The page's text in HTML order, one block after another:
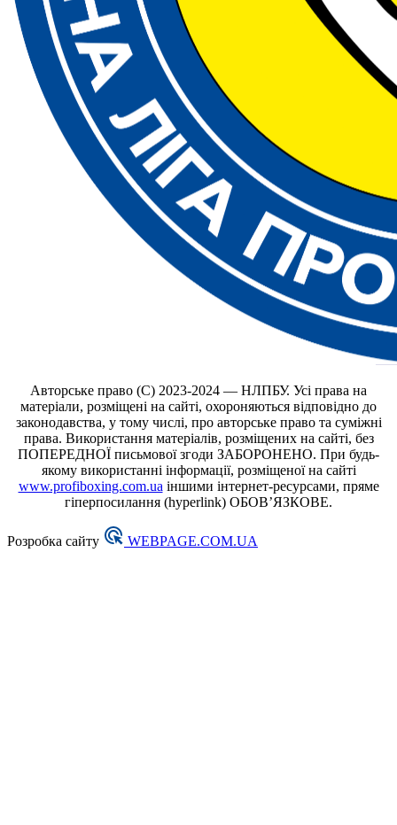
Авторське право (С) 2023-2024 — НЛПБУ. Усі права на
матеріали, розміщені на сайті, охороняються відповідно до
законодавства, у тому числі, про авторське право та суміжні
права. Використання матеріалів, розміщених на сайті, без
ПОПЕРЕДНОЇ письмової згоди ЗАБОРОНЕНО. При будь-
якому використанні інформації, розміщеної на сайті
www.profiboxing.com.ua іншими інтернет-ресурсами, пряме
гіперпосилання (hyperlink) ОБОВ’ЯЗКОВЕ.
Розробка сайту WEBPAGE.COM.UA